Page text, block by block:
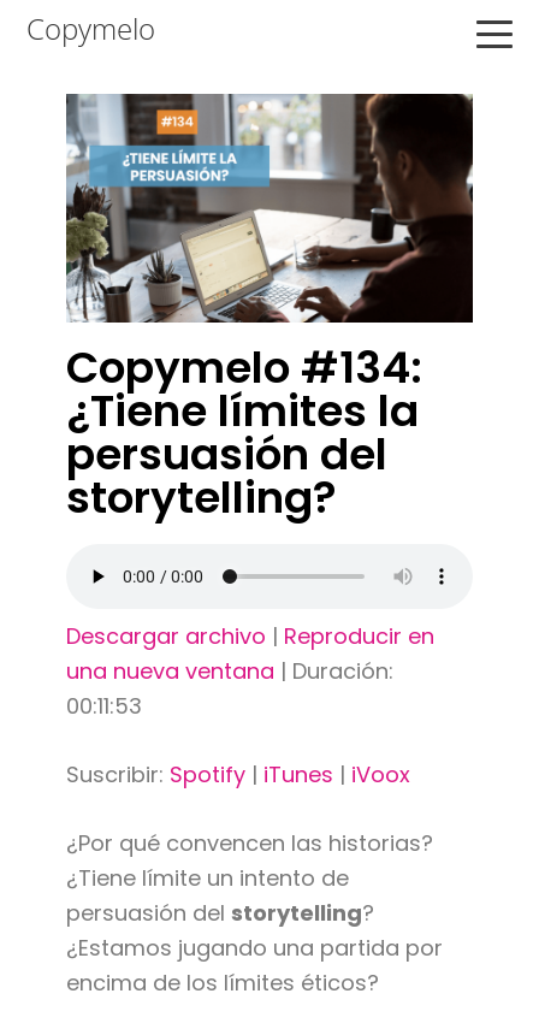
Saltar
navegación
principal
Saltar
contenido
principal
Saltar
principal
Copymelo
Copymelo #134:
¿Tiene límites la
persuasión del
storytelling?
Descargar archivo | Reproducir en
una nueva ventana | Duración:
00:11:53
Suscribir: Spotify| iTunes | iVoox
¿Por qué convencen las historias?
¿Tiene límite un intento de
persuasión del storytelling?
¿Estamos jugando una partida por
encima de los límites éticos?